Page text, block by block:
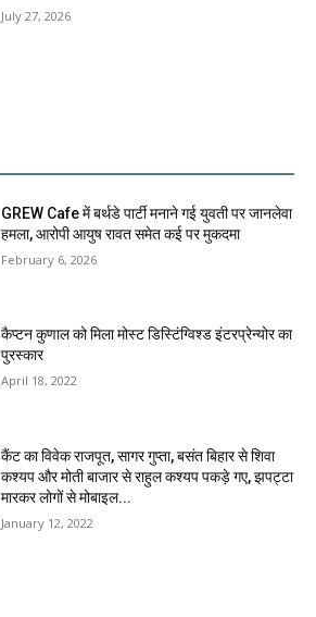
July 27, 2026
GREW Cafe में बर्थडे पार्टी मनाने गई युवती पर जानलेवा
हमला, आरोपी आयुष रावत समेत कई पर मुकदमा
February 6, 2026
कैप्टन कुणाल को मिला मोस्ट डिस्टिंग्विश्ड इंटरप्रेन्योर का
पुरस्कार
April 18, 2022
कैंट का विवेक राजपूत, सागर गुप्ता, बसंत बिहार से शिवा
कश्यप और मोती बाजार से राहुल कश्यप पकड़े गए, झपट्टा
मारकर लोगों से मोबाइल...
January 12, 2022